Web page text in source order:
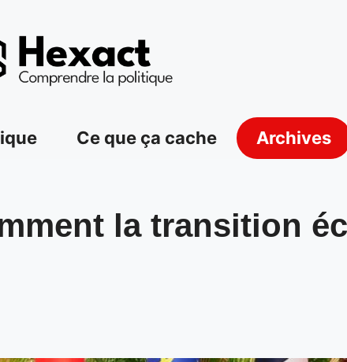
Ce que ça cache Archives
la transition